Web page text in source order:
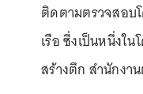
ติดตามตรวจสอบ
เรือ ซึ่งเป็นหนึ่งใ
สร้างตึก สำนักงา